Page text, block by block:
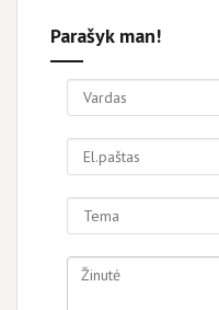
Parašyk man!